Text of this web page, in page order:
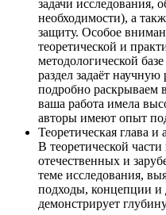
задачи исследования,
необходимости), а
защиту. Особое
теоретической и
методологической
раздел задаёт
подробно раскрываем
ваша работа имела
авторы имеют опыт
Теоретическая глава
В теоретической
отечественных и
теме исследования,
подходы, концепции и
демонстрирует